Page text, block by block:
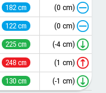
182 cm (0 cm)
122 cm (0 cm)
225 cm (-4 cm)
248 cm (1 cm)
130 cm (-1 cm)